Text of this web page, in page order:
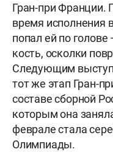
Гран-при Франции.
время исполнения
попал ей по
кость, осколки
Следующим
тот же этап Гран-
составе сборной
которым она
феврале стала
Олимпиады.